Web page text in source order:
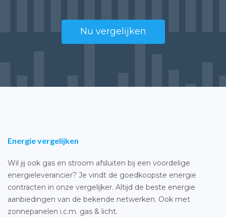
Nu vergelijken
Energie vergelijken
Wil jij ook gas en stroom afsluiten bij een voordelige
energieleverancier? Je vindt de goedkoopste energie
contracten in onze vergelijker. Altijd de beste energie
aanbiedingen van de bekende netwerken. Ook met
zonnepanelen i.c.m. gas & licht.